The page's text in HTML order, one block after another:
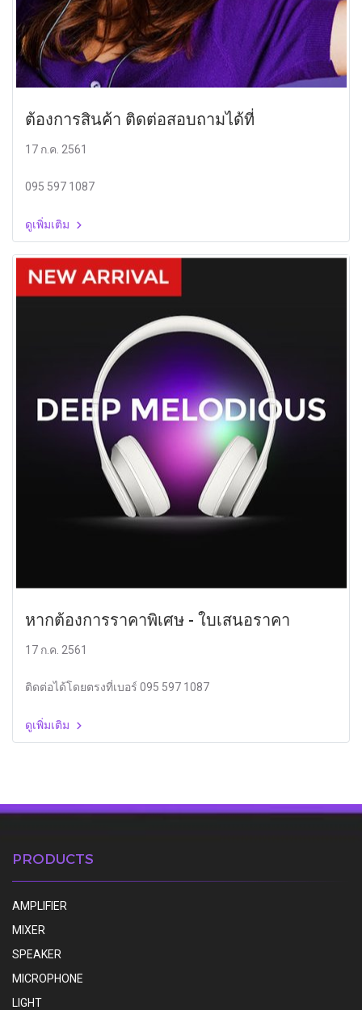
ต้องการสินค้า ติดต่อสอบถามได้ที่
17 ก.ค. 2561
095 597 1087
ดูเพิ่มเติม
หากต้องการราคาพิเศษ - ใบเสนอราคา
17 ก.ค. 2561
ติดต่อได้โดยตรงที่เบอร์ 095 597 1087
ดูเพิ่มเติม
PRODUCTS
AMPLIFIER
MIXER
SPEAKER
MICROPHONE
LIGHT